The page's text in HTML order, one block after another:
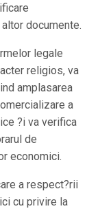
documente.
legale
religios, va
amplasarea
a
?i va verifica
de
economici.
a respect?rii
cu privire la